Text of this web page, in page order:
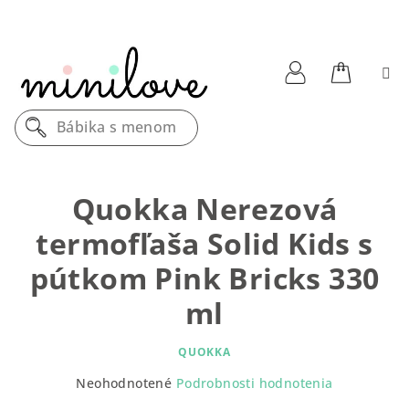
Bábika s menom
Quokka Nerezová
termofľaša Solid Kids s
pútkom Pink Bricks 330
ml
QUOKKA
Neohodnotené Podrobnosti hodnotenia